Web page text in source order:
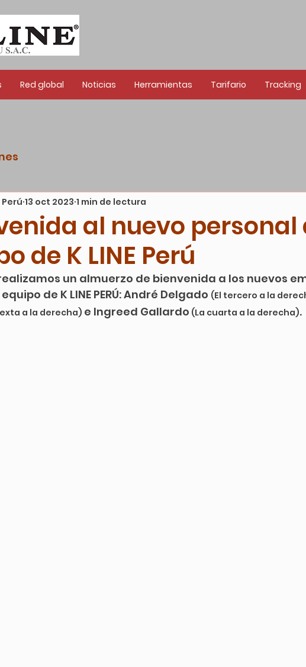
Red global Noticias Herramientas Tarifario Tracking
al nuevo personal
de K LINE Perú
Perú 13 oct 2023 1 min de lectura
un almuerzo de bienvenida a los nuevos
de K LINE PERÚ: André Delgado (El tercero a la
a la derecha) e Ingreed Gallardo (La cuarta a la derecha).